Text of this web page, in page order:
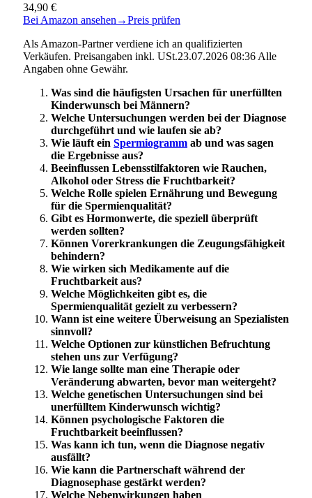
34,90 €
Bei Amazon ansehen →Preis prüfen
Als Amazon-Partner verdiene ich an qualifizierten
Verkäufen. Preisangaben inkl. USt.23.07.2026 08:36 Alle
Angaben ohne Gewähr.
Was sind die häufigsten Ursachen für unerfüllten
Kinderwunsch bei Männern?
Welche Untersuchungen werden bei der Diagnose
durchgeführt und wie laufen sie ab?
Wie läuft ein Spermiogramm ab und was sagen
die Ergebnisse aus?
Beeinflussen Lebensstilfaktoren wie Rauchen,
Alkohol oder Stress die Fruchtbarkeit?
Welche Rolle spielen Ernährung und Bewegung
für die Spermienqualität?
Gibt es Hormonwerte, die speziell überprüft
werden sollten?
Können Vorerkrankungen die Zeugungsfähigkeit
behindern?
Wie wirken sich Medikamente auf die
Fruchtbarkeit aus?
Welche Möglichkeiten gibt es, die
Spermienqualität gezielt zu verbessern?
Wann ist eine weitere Überweisung an Spezialisten
sinnvoll?
Welche Optionen zur künstlichen Befruchtung
stehen uns zur Verfügung?
Wie lange sollte man eine Therapie oder
Veränderung abwarten, bevor man weitergeht?
Welche genetischen Untersuchungen sind bei
unerfülltem Kinderwunsch wichtig?
Können psychologische Faktoren die
Fruchtbarkeit beeinflussen?
Was kann ich tun, wenn die Diagnose negativ
ausfällt?
Wie kann die Partnerschaft während der
Diagnosephase gestärkt werden?
Welche Nebenwirkungen haben